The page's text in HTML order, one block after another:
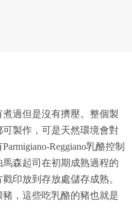
過但是沒有擠壓。整個製
製作，可是天然環境會對
Reggiano乳酪控制
森起司在初期成熟過程的
印放到存放處儲存成熟。
，這些吃乳酪的豬也就是